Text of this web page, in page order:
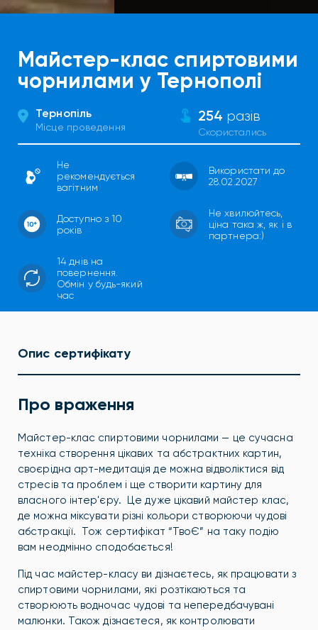
Майстер-клас спиртовими
чорнилами у Тернополі
Тернопіль
Місце проведення
254 разів
Скористались
Не
рекомендується
вагітним
Використати до
28.02.2027
Доступно з 10
років
Не хвилюйтесь,
ціна така ж, як і в
партнера:)
14 днів на
повернення.
Обмін у будь-який
час
Опис сертифікату
Про враження
Майстер-клас спиртовими чорнилами — це сучасна
техніка створення цікавих та абстрактних картин,
своєрідна арт-медитація де можна відволіктися від
стресів та проблем і ще створити картину для
власного інтер'єру. Це дуже цікавий майстер клас,
де можна міксувати різні кольори створюючи чудові
абстракції. Тож сертифікат “ТвоЄ” на таку подію
вам неодмінно сподобається!
Під час майстер-класу ви дізнаєтесь, як працювати з
спиртовими чорнилами, які розтікаються та
створюють водночас чудові та непередбачувані
малюнки. Також дізнаєтеся, як контролювати